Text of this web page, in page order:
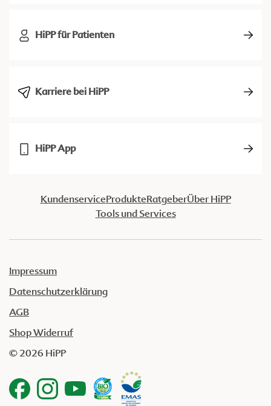
HiPP für Patienten
Karriere bei HiPP
HiPP App
KundenserviceProdukteRatgeberÜber HiPP
Tools und Services
Impressum
Datenschutzerklärung
AGB
Shop Widerruf
© 2026 HiPP